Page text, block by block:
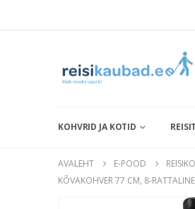
KOHVRID JA KOTID
AVALEHT E-POOD
KÕVAKOHVER 77 CM, 8-